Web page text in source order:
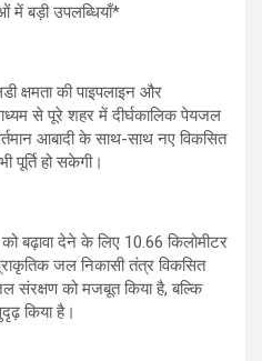
में बड़ी उपलब्धियाँ*
क्षमता की पाइपलाइन और
से पूरे शहर में दीर्घकालिक पेयजल
आबादी के साथ-साथ नए विकसित
पूर्ति हो सकेगी।
बढ़ावा देने के लिए 10.66 किलोमीटर
जल निकासी तंत्र विकसित
को मजबूत किया है, बल्कि
किया है।